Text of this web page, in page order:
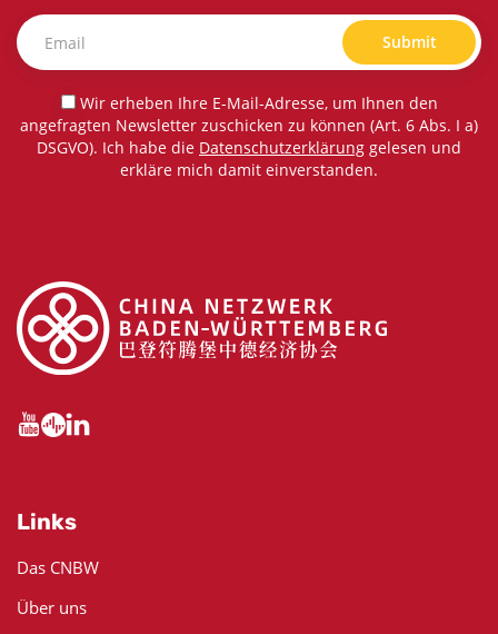
Submit
Wir erheben Ihre E-Mail-Adresse, um Ihnen den
angefragten Newsletter zuschicken zu können (Art. 6 Abs. I a)
DSGVO). Ich habe die Datenschutzerklärung gelesen und
erkläre mich damit einverstanden.
Links
Das CNBW
Über uns